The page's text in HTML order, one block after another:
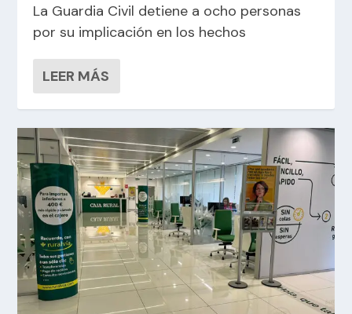
La Guardia Civil detiene a ocho personas
por su implicación en los hechos
LEER MÁS